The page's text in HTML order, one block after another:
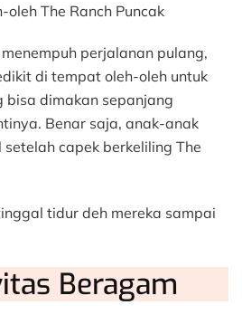
perjalanan pulang,
di tempat oleh-oleh untuk
bisa dimakan sepanjang
Benar saja, anak-anak
capek berkeliling The
tidur deh mereka sampai
Beragam